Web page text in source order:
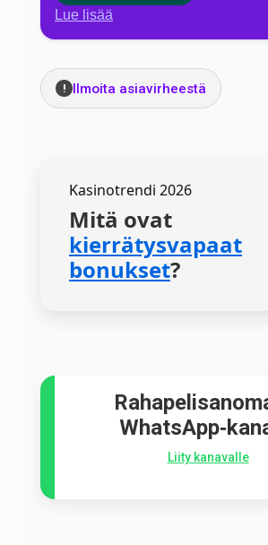
Lue lisää
! Ilmoita asiavirheestä
Kasinotrendi 2026
Mitä ovat
kierrätysvapaat
bonukset?
Liity kanavalle